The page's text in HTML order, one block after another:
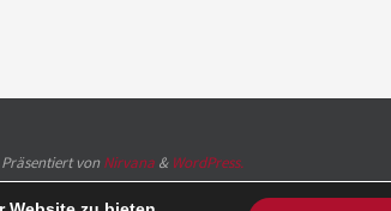
Präsentiert von Nirvana & WordPress.